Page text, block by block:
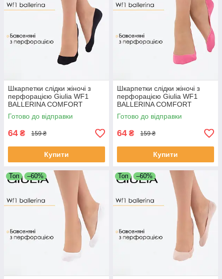
Шкарпетки слідки жіночі з
перфорацією Giulia WF1
BALLERINA COMFORT
[WFP/SkR-cl] 36/40 Black-
black, Джулія
Готово до відправки
64 ₴ 159 ₴
Купити
Шкарпетки слідки жіночі з
перфорацією Giulia WF1
BALLERINA COMFORT
[WFP/SkR-cl] 36/40 Pink-
bubblegum, Джулія
Готово до відправки
64 ₴ 159 ₴
Купити
Топ –60% Топ –60%